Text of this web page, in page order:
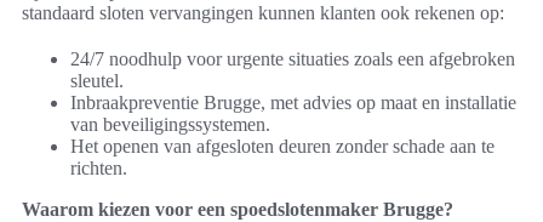
standaard sloten vervangingen kunnen klanten ook rekenen op:
24/7 noodhulp voor urgente situaties zoals een afgebroken
sleutel.
Inbraakpreventie Brugge, met advies op maat en installatie
van beveiligingssystemen.
Het openen van afgesloten deuren zonder schade aan te
richten.
Waarom kiezen voor een spoedslotenmaker Brugge?